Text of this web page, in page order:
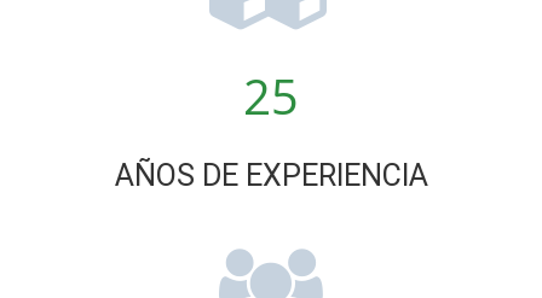
25
AÑOS DE EXPERIENCIA